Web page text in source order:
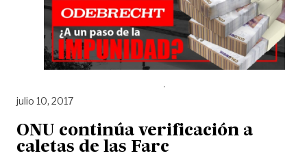
julio 10, 2017
ONU continúa verificación a
caletas de las Farc